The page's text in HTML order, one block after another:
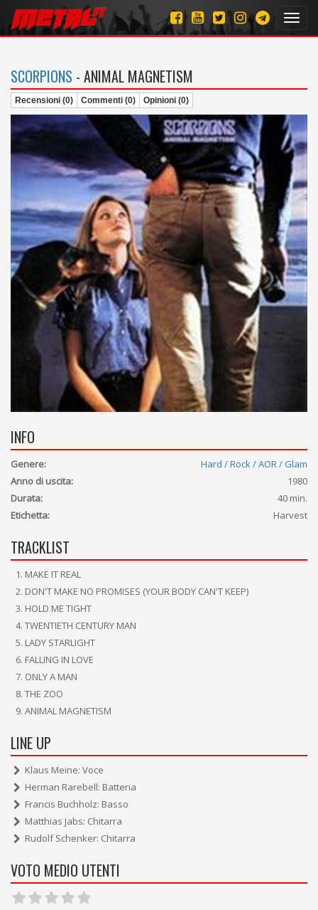
SCORPIONS - ANIMAL MAGNETISM
Recensioni (0) Commenti (0) Opinioni (0)
INFO
Genere:
Hard / Rock / AOR / Glam
Anno di uscita:
1980
Durata:
40 min.
Etichetta:
Harvest
TRACKLIST
MAKE IT REAL
DON'T MAKE NO PROMISES (YOUR BODY CAN'T KEEP)
HOLD ME TIGHT
TWENTIETH CENTURY MAN
LADY STARLIGHT
FALLING IN LOVE
ONLY A MAN
THE ZOO
ANIMAL MAGNETISM
LINE UP
Klaus Meine: Voce
Herman Rarebell: Batteria
Francis Buchholz: Basso
Matthias Jabs: Chitarra
Rudolf Schenker: Chitarra
VOTO MEDIO UTENTI